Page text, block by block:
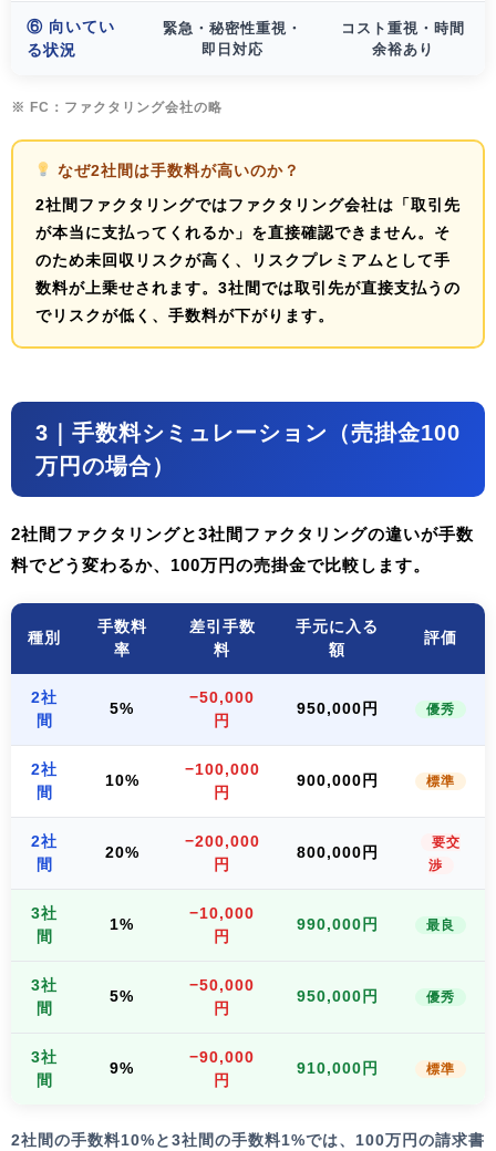
⑥ 向いてい
る状況
緊急・秘密性重視・
即日対応
コスト重視・時間
余裕あり
※ FC：ファクタリング会社の略
なぜ2社間は手数料が高いのか？
2社間ファクタリングではファクタリング会社は「取引先
が本当に支払ってくれるか」を直接確認できません。そ
のため未回収リスクが高く、リスクプレミアムとして手
数料が上乗せされます。3社間では取引先が直接支払うの
でリスクが低く、手数料が下がります。
3｜手数料シミュレーション（売掛金100
万円の場合）
2社間ファクタリングと3社間ファクタリングの違いが手数
料でどう変わるか、100万円の売掛金で比較します。
種別
手数料
率
差引手数
料
手元に入る
額
評価
2社
間
5%
−50,000
円
950,000円 優秀
2社
間
10%
−100,000
円
900,000円 標準
2社
間
20%
−200,000
円
800,000円
要交
渉
3社
間
1%
−10,000
円
990,000円 最良
3社
間
5%
−50,000
円
950,000円 優秀
3社
間
9%
−90,000
円
910,000円 標準
2社間の手数料10%と3社間の手数料1%では、100万円の請求書